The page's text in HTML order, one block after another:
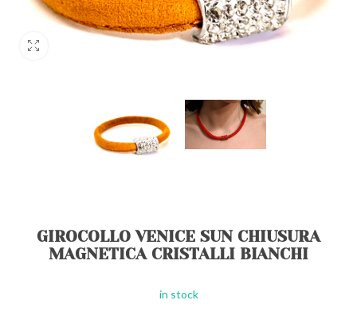
GIROCOLLO VENICE SUN CHIUSURA
MAGNETICA CRISTALLI BIANCHI
in stock